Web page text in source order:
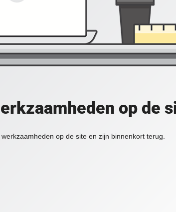
op de
op de site en zijn binnenkort terug.